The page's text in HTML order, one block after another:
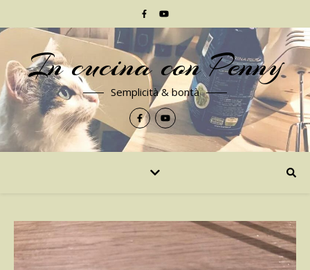
In cucina con Penny
Semplicità & bontà